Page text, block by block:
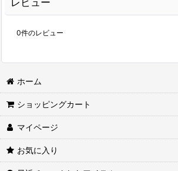
0件のレビュー
ホーム
ショッピングカート
マイページ
お気に入り